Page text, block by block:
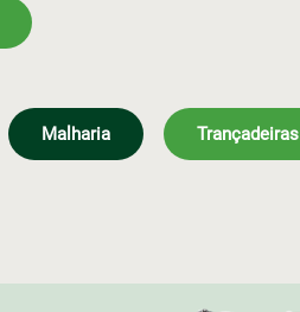
Malharia Trançadeiras